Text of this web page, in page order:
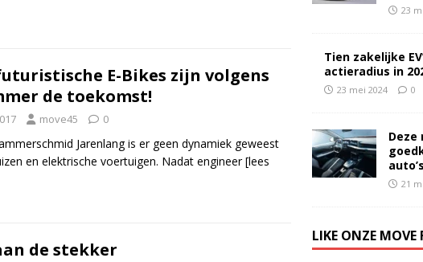
E-Bikes zijn volgens
de toekomst!
move45 0
Jarenlang is er geen dynamiek geweest
en elektrische voertuigen. Nadat engineer[lees
de stekker
23
Tien zakelijke
actieradius in
23 mei 2024 0
Deze
auto’s
21
LIKE ONZE MOVE